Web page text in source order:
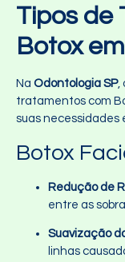
Tipos de
Botox
Na Odontologia SP,
tratamentos com
suas necessidades
Botox
Redução de
entre as
Suavização
linhas